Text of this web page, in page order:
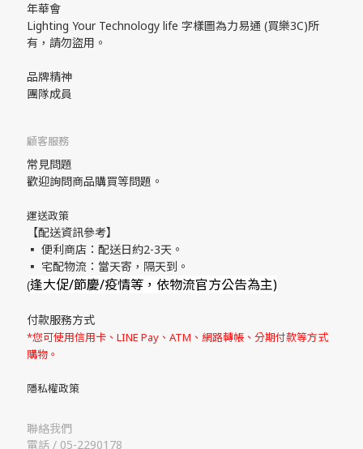
年華會
Lighting Your Technology life 字樣圖為力易通 (買樂3C)所
有，請勿盜用。
品牌精神
團隊成員
顧客服務
常見問題
歡迎詢問商品購買等問題。
運送政策
【配送資訊參考】
▪ 便利商店：配送日約2-3天。
▪ 宅配物流：當天寄，隔天到。
(逢大促/節慶/疫情等，依物流官方公告為主)
付款服務方式
*您可使用信用卡、LINE Pay、ATM、網路轉帳、分期付款等方式
購物。
隱私權政策
聯絡我們
電話 / 05-2290178